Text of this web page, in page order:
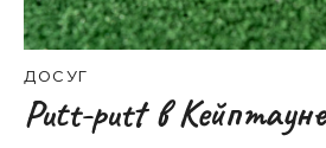
ДОСУГ
Putt-putt в Кейптауне